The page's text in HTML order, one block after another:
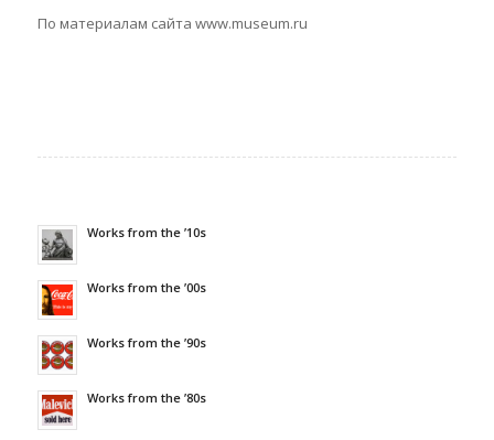
По материалам сайта www.museum.ru
Works from the ’10s
Works from the ’00s
Works from the ’90s
Works from the ’80s